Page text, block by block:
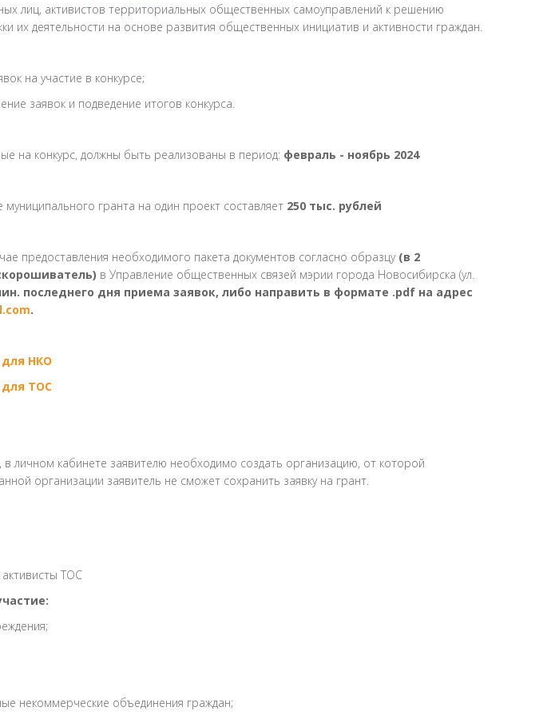
лиц, активистов территориальных общественных самоуправлений к решению
их деятельности на основе развития общественных инициатив и активности граждан.
на участие в конкурсе;
заявок и подведение итогов конкурса.
на конкурс, должны быть реализованы в период: февраль - ноябрь 2024
гранта на один проект составляет 250 тыс. рублей
предоставления необходимого пакета документов согласно образцу (в 2
в Управление общественных связей мэрии города Новосибирска (ул.
последнего дня приема заявок, либо направить в формате .pdf на адрес
.
для НКО
для ТОС
в личном кабинете заявителю необходимо создать организацию, от которой
организации заявитель не сможет сохранить заявку на грант.
ТОС
некоммерческие объединения граждан;